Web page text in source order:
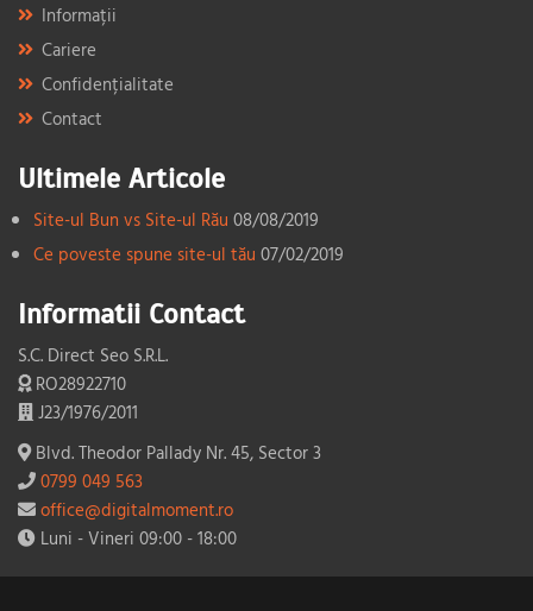
Informații
Cariere
Confidențialitate
Contact
Ultimele Articole
Site-ul Bun vs Site-ul Rău 08/08/2019
Ce poveste spune site-ul tău 07/02/2019
Informatii Contact
S.C. Direct Seo S.R.L.
RO28922710
J23/1976/2011
Blvd. Theodor Pallady Nr. 45, Sector 3
0799 049 563
office@digitalmoment.ro
Luni - Vineri 09:00 - 18:00